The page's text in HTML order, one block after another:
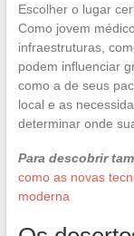
Escolher o lugar
Como jovem
infraestruturas,
podem influenciar
como a de seus
local e as
determinar onde
Para descobrir
como as novas
moderna